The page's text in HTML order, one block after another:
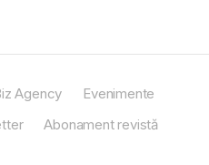
Agency
Evenimente
Abonament revistă